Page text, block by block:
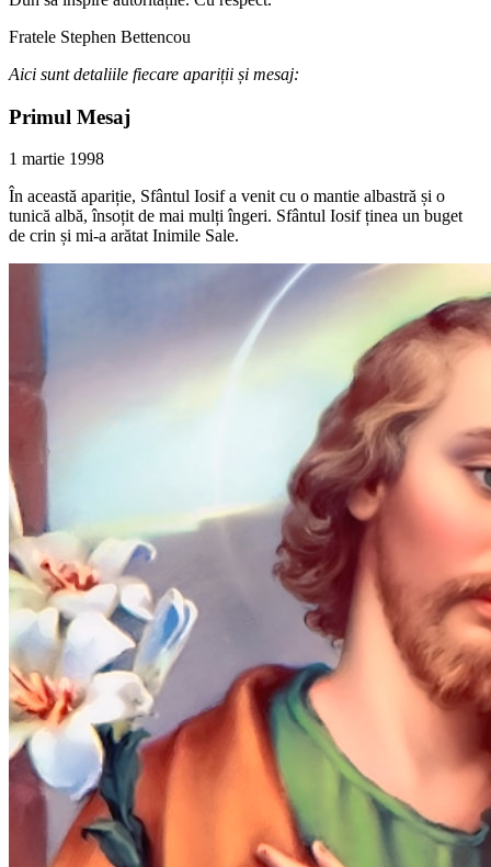
Fratele Stephen Bettencou
Aici sunt detaliile fiecare apariții și mesaj:
Primul Mesaj
1 martie 1998
În această apariție, Sfântul Iosif a venit cu o mantie albastră și o
tunică albă, însoțit de mai mulți îngeri. Sfântul Iosif ținea un buget
de crin și mi-a arătat Inimile Sale.